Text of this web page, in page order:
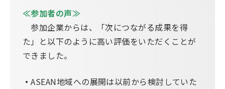
≪参加者の声≫
参加企業からは、「次につながる成果を得
た」と以下のように高い評価をいただくことが
できました。
・ASEAN地域への展開は以前から検討していた